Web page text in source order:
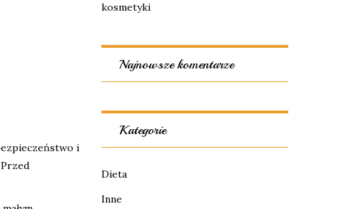
i
kosmetyki
Najnowsze komentarze
Kategorie
Dieta
Inne